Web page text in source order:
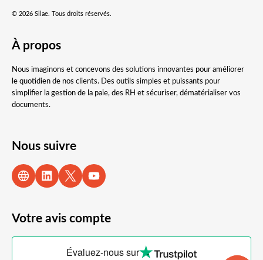
© 2026 Silae. Tous droits réservés.
À propos
Nous imaginons et concevons des solutions innovantes pour améliorer
le quotidien de nos clients. Des outils simples et puissants pour
simplifier la gestion de la paie, des RH et sécuriser, dématérialiser vos
documents.
Nous suivre
Votre avis compte
Évaluez-nous sur